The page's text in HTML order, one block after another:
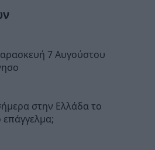
7 Αυγούστου
στην Ελλάδα το
επάγγελμα;